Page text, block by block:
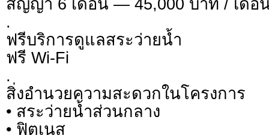
สัญญา 6 เดือน — 45,000 บาท / เดือ
.
ฟรีบริการดูแลสระว่ายน้ำ
ฟรี Wi-Fi
.
สิ่งอำนวยความสะดวกในโครงการ
• สระว่ายน้ำส่วนกลาง
• ฟิตเนส